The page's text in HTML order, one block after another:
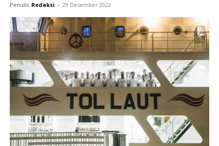
Penulis Redaksi - 29 Desember 2022